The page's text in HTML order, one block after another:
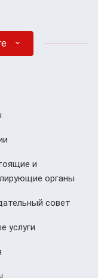
и
органы
совет
услуги